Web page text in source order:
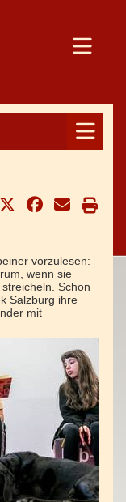
vorzulesen:
wenn sie
Schon
Salzburg ihre
mit